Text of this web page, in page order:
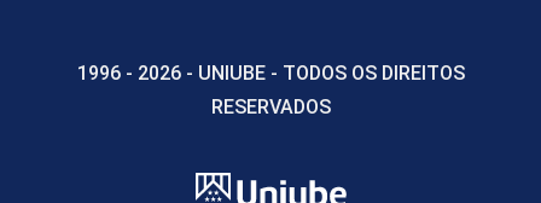
1996 - 2026 - UNIUBE - TODOS OS DIREITOS
RESERVADOS